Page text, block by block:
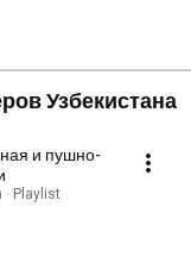
Узбекистана
и пушно-
Playlist